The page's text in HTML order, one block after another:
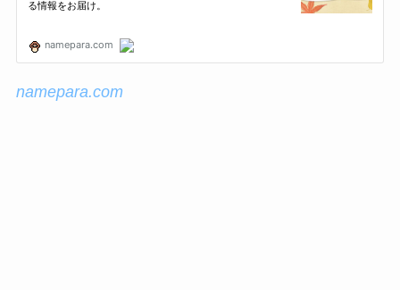
namepara.com